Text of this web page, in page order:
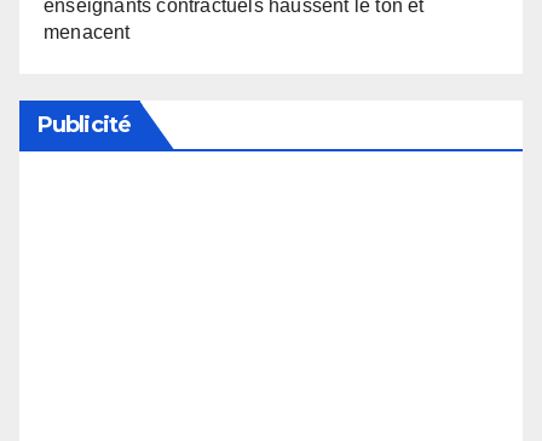
enseignants contractuels haussent le ton et
menacent
Publicité